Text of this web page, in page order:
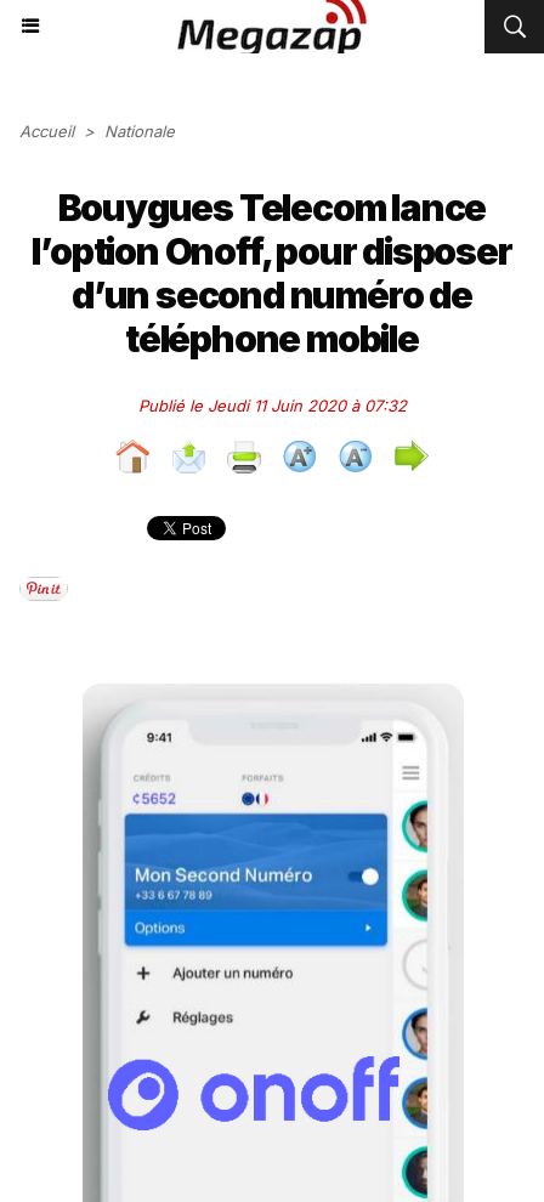
Accueil > Nationale
Bouygues Telecom lance
l’option Onoff, pour disposer
d’un second numéro de
téléphone mobile
Publié le Jeudi 11 Juin 2020 à 07:32